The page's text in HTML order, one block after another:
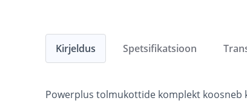
Kirjeldus
Powerplus tolmukottide komplekt koosneb
Spetsifikatsioon